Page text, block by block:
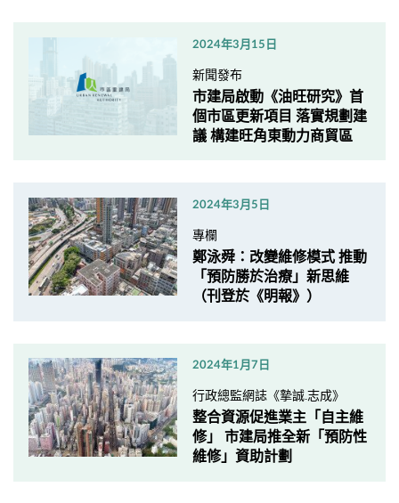
2024年3月15日
新聞發布
市建局啟動《油旺研究》首
個市區更新項目 落實規劃建
議 構建旺角東動力商貿區
2024年3月5日
專欄
鄭泳舜：改變維修模式 推動
「預防勝於治療」新思維
（刊登於《明報》）
2024年1月7日
行政總監網誌《摯誠.志成》
整合資源促進業主「自主維
修」 市建局推全新「預防性
維修」資助計劃